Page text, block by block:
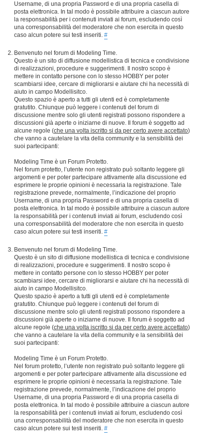
Username, di una propria Password e di una propria casella di
posta elettronica. In tal modo è possibile attribuire a ciascun autore
la responsabilità per i contenuti inviati ai forum, escludendo così
una corresponsabilità del moderatore che non esercita in questo
caso alcun potere sui testi inseriti. #
Benvenuto nel forum di Modeling Time.
Questo è un sito di diffusione modellistica di tecnica e condivisione
di realizzazioni, procedure e suggerimenti. Il nostro scopo è
mettere in contatto persone con lo stesso HOBBY per poter
scambiarsi idee, cercare di migliorarsi e aiutare chi ha necessità di
aiuto in campo Modellisitco.
Questo spazio è aperto a tutti gli utenti ed è completamente
gratutito. Chiunque può leggere i contenuti del forum di
discussione mentre solo gli utenti registrati possono rispondere a
discussioni già aperte o iniziarne di nuove. Il forum è soggetto ad
alcune regole (che una volta iscritto si da per certo avere accettato)
che vanno a cautelare la vita della community e la sensibilità dei
suoi partecipanti:
Modeling Time è un Forum Protetto.
Nel forum protetto, l’utente non registrato può soltanto leggere gli
argomenti e per poter partecipare attivamente alla discussione ed
esprimere le proprie opinioni è necessaria la registrazione. Tale
registrazione prevede, normalmente, l’indicazione del proprio
Username, di una propria Password e di una propria casella di
posta elettronica. In tal modo è possibile attribuire a ciascun autore
la responsabilità per i contenuti inviati ai forum, escludendo così
una corresponsabilità del moderatore che non esercita in questo
caso alcun potere sui testi inseriti. #
Benvenuto nel forum di Modeling Time.
Questo è un sito di diffusione modellistica di tecnica e condivisione
di realizzazioni, procedure e suggerimenti. Il nostro scopo è
mettere in contatto persone con lo stesso HOBBY per poter
scambiarsi idee, cercare di migliorarsi e aiutare chi ha necessità di
aiuto in campo Modellisitco.
Questo spazio è aperto a tutti gli utenti ed è completamente
gratutito. Chiunque può leggere i contenuti del forum di
discussione mentre solo gli utenti registrati possono rispondere a
discussioni già aperte o iniziarne di nuove. Il forum è soggetto ad
alcune regole (che una volta iscritto si da per certo avere accettato)
che vanno a cautelare la vita della community e la sensibilità dei
suoi partecipanti:
Modeling Time è un Forum Protetto.
Nel forum protetto, l’utente non registrato può soltanto leggere gli
argomenti e per poter partecipare attivamente alla discussione ed
esprimere le proprie opinioni è necessaria la registrazione. Tale
registrazione prevede, normalmente, l’indicazione del proprio
Username, di una propria Password e di una propria casella di
posta elettronica. In tal modo è possibile attribuire a ciascun autore
la responsabilità per i contenuti inviati ai forum, escludendo così
una corresponsabilità del moderatore che non esercita in questo
caso alcun potere sui testi inseriti. #